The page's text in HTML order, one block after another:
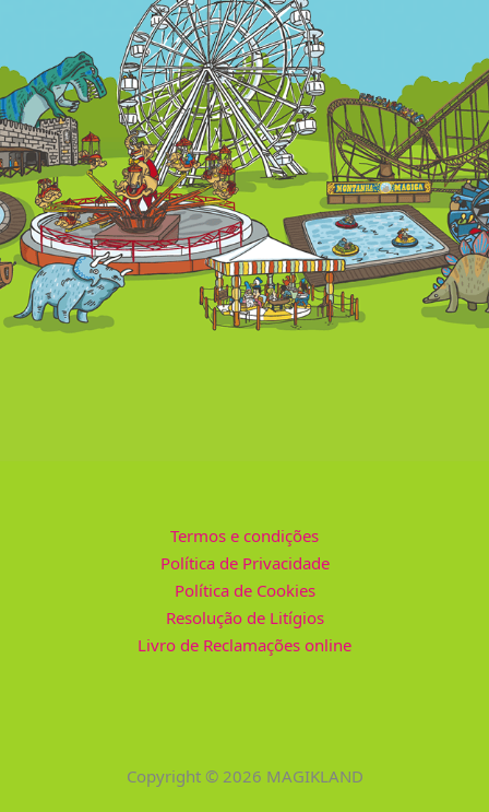
Termos e condições
Política de Privacidade
Política de Cookies
Resolução de Litígios
Livro de Reclamações online
Copyright © 2026 MAGIKLAND